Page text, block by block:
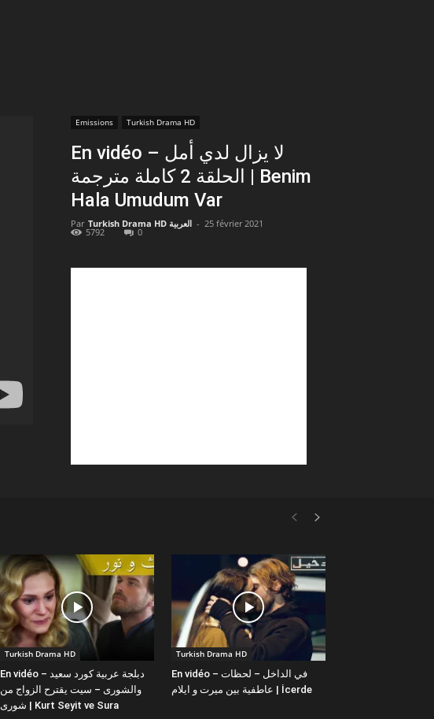
Emissions Turkish Drama HD
En vidéo – لا يزال لدي أمل
الحلقة 2 كاملة مترجمة | Benim
Hala Umudum Var
Par Turkish Drama HD العربية - 25 février 2021
5792 0
Turkish Drama HD
En vidéo – دبلجة عربية كورد سعيد
والشورى – سيت يقترح الزواج من
شورى | Kurt Seyit ve Sura
Turkish Drama HD
En vidéo – في الداخل – لحظات
عاطفية بين ميرت و ايلام | İcerde